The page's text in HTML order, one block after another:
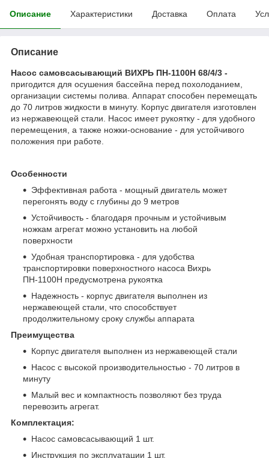
Описание Характеристики Доставка Оплата
Описание
Насос самовсасывающий ВИХРЬ ПН-1100Н 68/4/3​ -
пригодится для осушения бассейна перед похолоданием,
организации системы полива. Аппарат способен перемещать
до 70 литров жидкости в минуту. Корпус двигателя изготовлен
из нержавеющей стали. Насос имеет рукоятку - для удобного
перемещения, а также ножки-основание - для устойчивого
положения при работе.
Особенности
Эффективная работа - мощный двигатель может
перегонять воду с глубины до 9 метров
Устойчивость - благодаря прочным и устойчивым
ножкам агрегат можно установить на любой
поверхности
Удобная транспортировка - для удобства
транспортировки поверхностного насоса Вихрь
ПН-1100Н предусмотрена рукоятка
Надежность - корпус двигателя выполнен из
нержавеющей стали, что способствует
продолжительному сроку службы аппарата
Преимущества
Корпус двигателя выполнен из нержавеющей стали
Насос с высокой производительностью - 70 литров в
минуту
Малый вес и компактность позволяют без труда
перевозить агрегат.
Комплектация:
Насос самовсасывающий 1 шт.
Инструкция по эксплуатации 1 шт.